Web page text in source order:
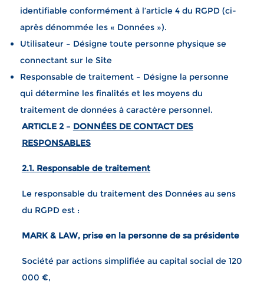
identifiable conformément à l’article 4 du RGPD (ci-
après dénommée les « Données »).
Utilisateur – Désigne toute personne physique se
connectant sur le Site
Responsable de traitement – Désigne la personne
qui détermine les finalités et les moyens du
traitement de données à caractère personnel.
ARTICLE 2 – DONNÉES DE CONTACT DES
RESPONSABLES
2.1. Responsable de traitement
Le responsable du traitement des Données au sens
du RGPD est :
MARK & LAW, prise en la personne de sa présidente
Société par actions simplifiée au capital social de 120
000 €,